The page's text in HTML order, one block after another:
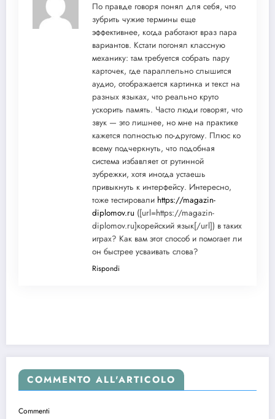
По правде говоря понял для себя, что
зубрить чужие термины еще
эффективнее, когда работают враз пара
вариантов. Кстати погонял классную
механику: там требуется собрать пару
карточек, где параллельно слышится
аудио, отображается картинка и текст на
разных языках, что реально круто
ускорить память. Часто люди говорят, что
звук — это лишнее, но мне на практике
кажется полностью по-другому. Плюс ко
всему подчеркнуть, что подобная
система избавляет от рутинной
зубрежки, хотя иногда устаешь
привыкнуть к интерфейсу. Интересно,
тоже тестировали https://magazin-
diplomov.ru ([url=https://magazin-
diplomov.ru]корейский язык[/url]) в таких
играх? Как вам этот способ и помогает ли
он быстрее усваивать слова?
Rispondi
COMMENTO ALL'ARTICOLO
Commenti